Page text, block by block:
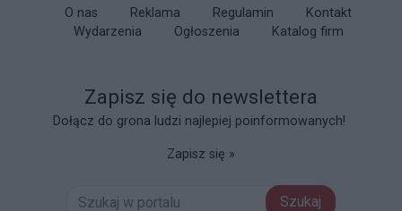
O nas Reklama Regulamin
Kontakt
Wydarzenia
Ogłoszenia Katalog firm
Zapisz się do newslettera
Dołącz do grona ludzi najlepiej poinformowanych!
Zapisz się »
Szukaj